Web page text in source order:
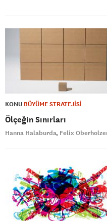
KONU BÜYÜME STRATEJİSİ
Ölçeğin Sınırları
Hanna Halaburda Felix